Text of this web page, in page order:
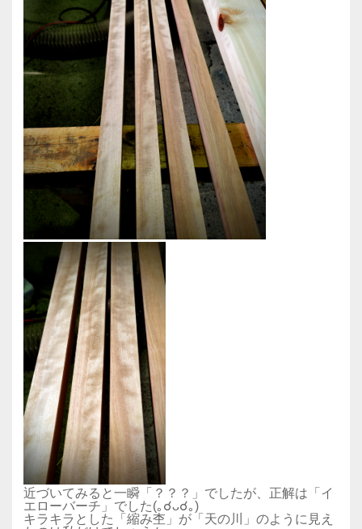
近づいてみると一瞬「？？？」でしたが、正解は「イ
エローバーチ」でした(｡☌ᴗ☌｡)
キラキラとした「縮み杢」が「天の川」のように見え